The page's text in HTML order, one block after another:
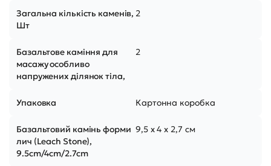
Загальна кількість каменів,
Шт
2
Базальтове каміння для
масажу особливо
напружених ділянок тіла,
2
Упаковка Картонна коробка
Базальтовий камінь форми
лич (Leach Stone),
9.5cm/4cm/2.7cm
9,5 х 4 х 2,7 см